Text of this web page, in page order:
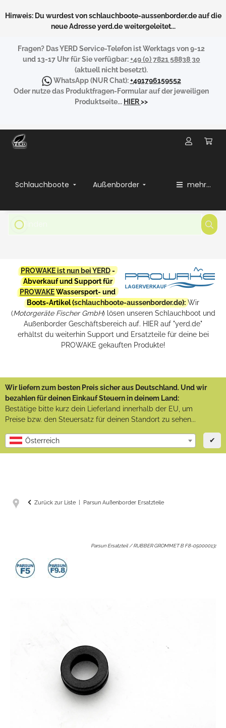
Hinweis: Du wurdest von schlauchboote-aussenborder.de auf die
neue Adresse yerd.de weitergeleitet...
Fragen? Das YERD Service-Telefon ist Werktags von 9-12
und 13-17 Uhr für Sie verfügbar:+49 (0) 7821 58838 30
(aktuell nicht besetzt).
WhatsApp(NUR Chat):+491796159552
Oder nutze das Produktfragen-Formular auf der jeweiligen
Produktseite... HIER>>
Schlauchboote Außenborder mehr...
PROWAKE ist nun bei YERD-
Abverkauf und Support für
PROWAKEWassersport- und
Boots-Artikel (schlauchboote-aussenborder.de): Wir
(Motorgeräte Fischer GmbH) lösen unseren Schlauchboot und
Außenborder Geschäftsbereich auf. HIER auf "yerd.de"
erhältst du weiterhin Support und Ersatzteile für deine bei
PROWAKE gekauften Produkte!
Wir liefern zum besten Preis sicher aus Deutschland. Und wir
bezahlen für deinen Einkauf Steuern in deinem Land:
Bestätige bitte kurz dein Lieferland innerhalb der EU, um
Preise bzw. den Steuersatz für deinen Standort zu sehen...
Österreich ✔
Zurück zur Liste Parsun Außenborder Ersatzteile
Parsun Ersatzteil / RUBBER GROMMET B F8-05000013: